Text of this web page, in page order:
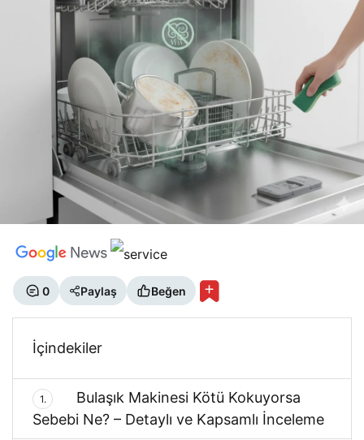
0 Paylaş Beğen
İçindekiler
1.
Bulaşık Makinesi Kötü Kokuyorsa
Sebebi Ne? – Detaylı ve Kapsamlı İnceleme